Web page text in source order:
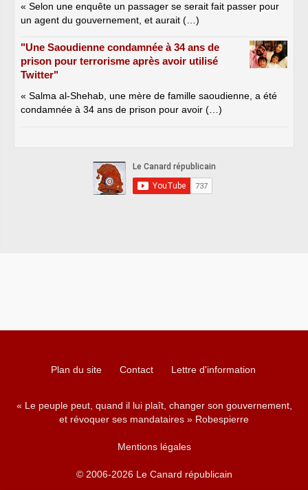
« Selon une enquête un passager se serait fait passer pour
un agent du gouvernement, et aurait (…)
"Une Saoudienne condamnée à 34 ans de
prison pour terrorisme après avoir utilisé
Twitter"
« Salma al-Shehab, une mère de famille saoudienne, a été
condamnée à 34 ans de prison pour avoir (…)
Plan du site Contact Lettre d'information
« Le peuple peut, quand il lui plaît, changer son gouvernement,
et révoquer ses mandataires » Robespierre
Mentions légales
© 2006-2026 Le Canard républicain